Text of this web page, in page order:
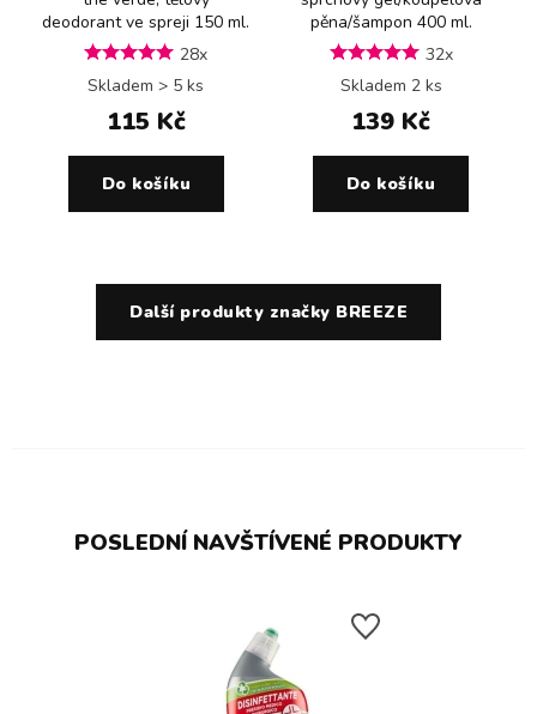
deodorant ve spreji 150 ml.
28x
Skladem > 5 ks
115 Kč
Do košíku
pěna/šampon 400 ml.
32x
Skladem 2 ks
139 Kč
Do košíku
Další produkty značky BREEZE
POSLEDNÍ NAVŠTÍVENÉ PRODUKTY